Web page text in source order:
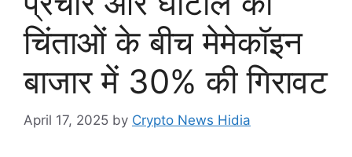
चिंताओं के बीच मेमेकॉइन
बाजार में 30% की गिरावट
April 17, 2025 by Crypto News Hidia